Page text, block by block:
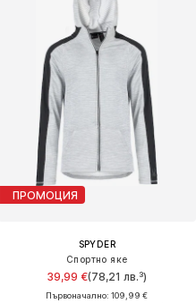
ПРОМОЦИЯ
SPYDER
Спортно яке
39,99 €(78,21 лв.³)
Първоначално: 109,99 €